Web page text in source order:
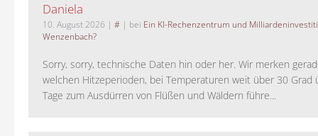
Daniela
10. August 2026 | # | bei Ein KI-Rechenzentrum und
Wenzenbach?
Sorry, sorry, technische Daten hin oder her. Wir merken
welchen Hitzeperioden, bei Temperaturen weit über 30 Grad
Tage zum Ausdürren von Flüßen und Wäldern führe...